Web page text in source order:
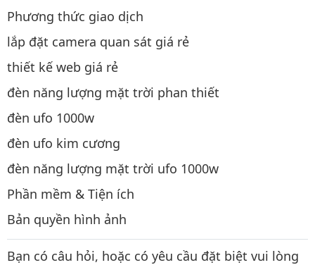
Phương thức giao dịch
lắp đặt camera quan sát giá rẻ
thiết kế web giá rẻ
đèn năng lượng mặt trời phan thiết
đèn ufo 1000w
đèn ufo kim cương
đèn năng lượng mặt trời ufo 1000w
Phần mềm & Tiện ích
Bản quyền hình ảnh
Bạn có câu hỏi, hoặc có yêu cầu đặt biệt vui lòng